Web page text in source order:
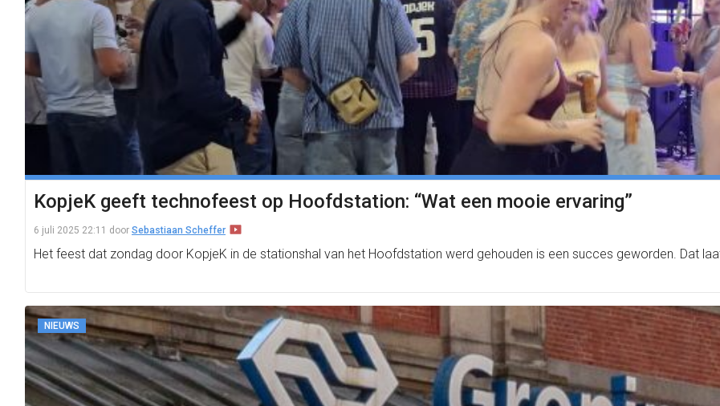
KopjeK geeft technofeest op Hoofdstation: “Wat een mooie ervaring”
6 juli 2025 22:11 door Sebastiaan Scheffer
Het feest dat zondag door KopjeK in de stationshal van het Hoofdstation werd gehouden is een succes geworden. Dat
NIEUWS